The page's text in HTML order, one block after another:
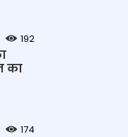
192
का
174